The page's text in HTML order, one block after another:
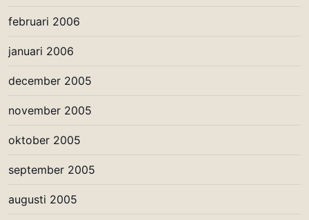
februari 2006
januari 2006
december 2005
november 2005
oktober 2005
september 2005
augusti 2005